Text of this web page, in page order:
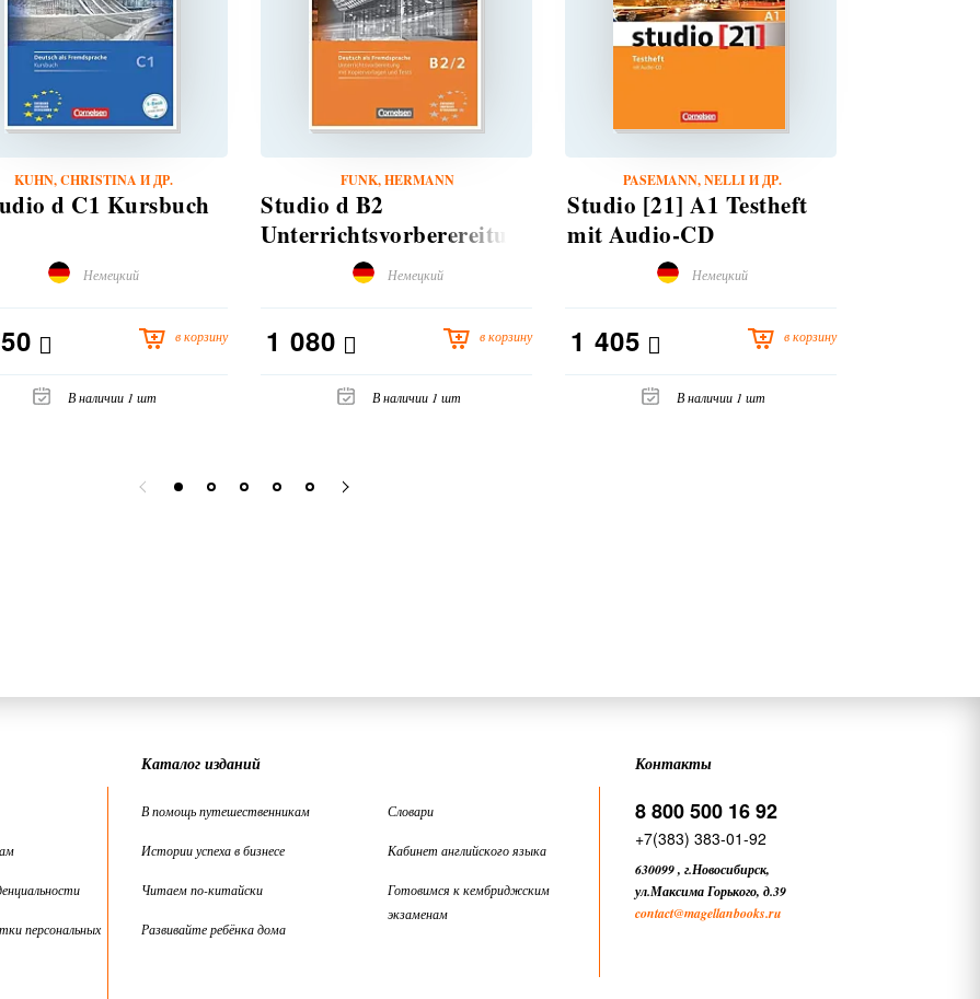
KUHN, CHRISTINA И ДР.
d C1 Kursbuch
Немецкий
в корзину
В наличии 1 шт
FUNK, HERMANN
Studio d B2
Unterrichtsvorberereitung
Немецкий
1 080 в корзину
В наличии 1 шт
PASEMANN, NELLI И ДР.
Studio [21] A1 Testheft
mit Audio-CD
Немецкий
1 405 в корзину
В наличии 1 шт
персональных
Каталог изданий
В помощь путешественникам
Истории успеха в бизнесе
Читаем по-китайски
Развивайте ребёнка дома
Словари
Кабинет английского языка
Готовимся к кембриджским
экзаменам
Контакты
8 800 500 16 92
+7(383) 383-01-92
630099, г.Новосибирск,
ул.Максима Горького, д.39
contact@magellanbooks.ru